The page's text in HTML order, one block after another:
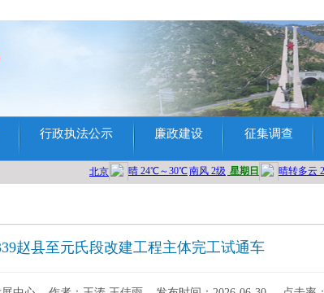
行政执法公示 廉政建设 征集调查
赵县至元氏段改建工程主体完工试通车